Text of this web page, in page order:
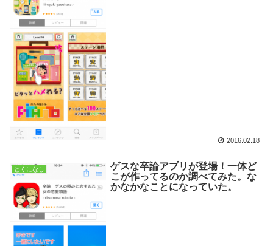
2016.02.18
とくになし
ゲスな卒論アプリが登場！一体ど
こが作ってるのか調べてみた。な
かなかなことになっていた。